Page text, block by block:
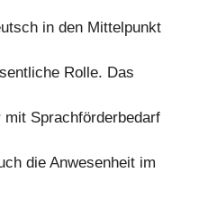
in den Mittelpunkt
Rolle. Das
Sprachförderbedarf
die Anwesenheit im